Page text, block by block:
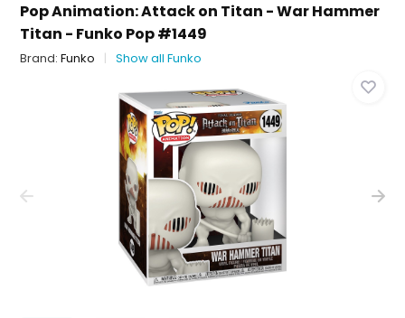
Pop Animation: Attack on Titan - War Hammer
Titan - Funko Pop #1449
Brand:Funko Show all Funko